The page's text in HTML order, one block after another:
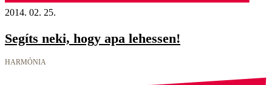
2014. 02. 25.
Segíts neki, hogy apa lehessen!
HARMÓNIA